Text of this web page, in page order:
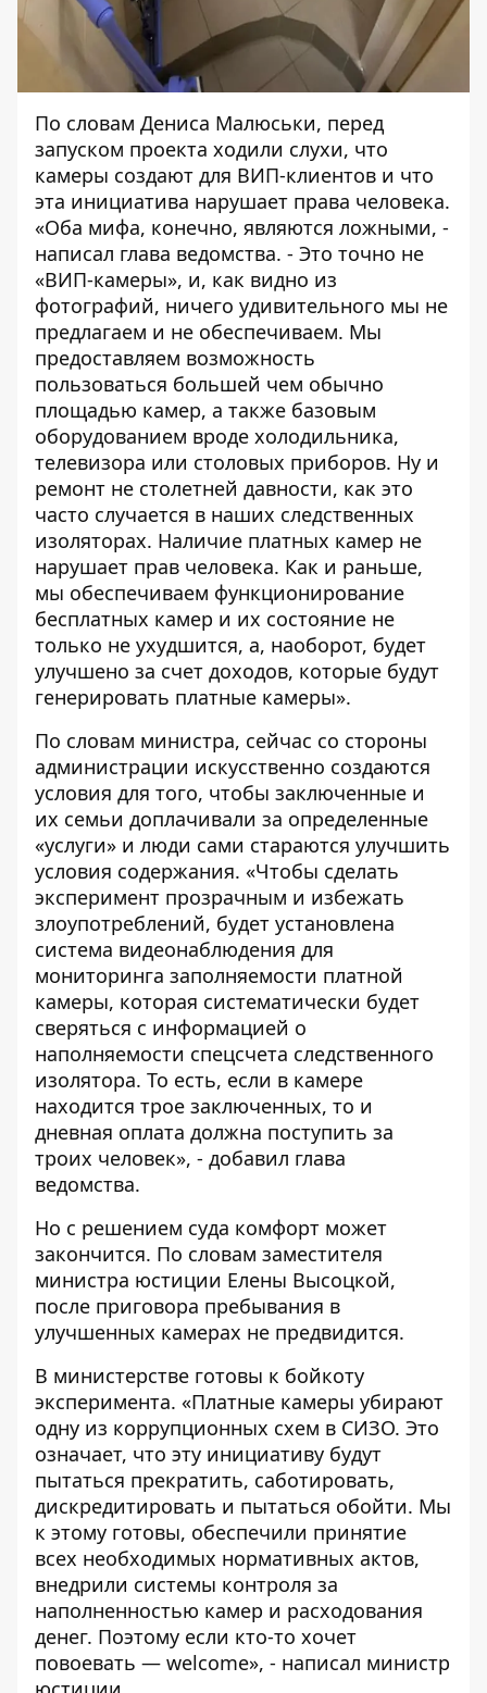
По словам Дениса Малюськи, перед
запуском проекта ходили слухи, что
камеры создают для ВИП-клиентов и что
эта инициатива нарушает права человека.
«Оба мифа, конечно, являются ложными, -
написал глава ведомства. - Это точно не
«ВИП-камеры», и, как видно из
фотографий, ничего удивительного мы не
предлагаем и не обеспечиваем. Мы
предоставляем возможность
пользоваться большей чем обычно
площадью камер, а также базовым
оборудованием вроде холодильника,
телевизора или столовых приборов. Ну и
ремонт не столетней давности, как это
часто случается в наших следственных
изоляторах. Наличие платных камер не
нарушает прав человека. Как и раньше,
мы обеспечиваем функционирование
бесплатных камер и их состояние не
только не ухудшится, а, наоборот, будет
улучшено за счет доходов, которые будут
генерировать платные камеры».
По словам министра, сейчас со стороны
администрации искусственно создаются
условия для того, чтобы заключенные и
их семьи доплачивали за определенные
«услуги» и люди сами стараются улучшить
условия содержания. «Чтобы сделать
эксперимент прозрачным и избежать
злоупотреблений, будет установлена
система видеонаблюдения для
мониторинга заполняемости платной
камеры, которая систематически будет
сверяться с информацией о
наполняемости спецсчета следственного
изолятора. То есть, если в камере
находится трое заключенных, то и
дневная оплата должна поступить за
троих человек», - добавил глава
ведомства.
Но с решением суда комфорт может
закончится. По словам заместителя
министра юстиции Елены Высоцкой,
после приговора пребывания в
улучшенных камерах не предвидится.
В министерстве готовы к бойкоту
эксперимента. «Платные камеры убирают
одну из коррупционных схем в СИЗО. Это
означает, что эту инициативу будут
пытаться прекратить, саботировать,
дискредитировать и пытаться обойти. Мы
к этому готовы, обеспечили принятие
всех необходимых нормативных актов,
внедрили системы контроля за
наполненностью камер и расходования
денег. Поэтому если кто-то хочет
повоевать — welcome», - написал министр